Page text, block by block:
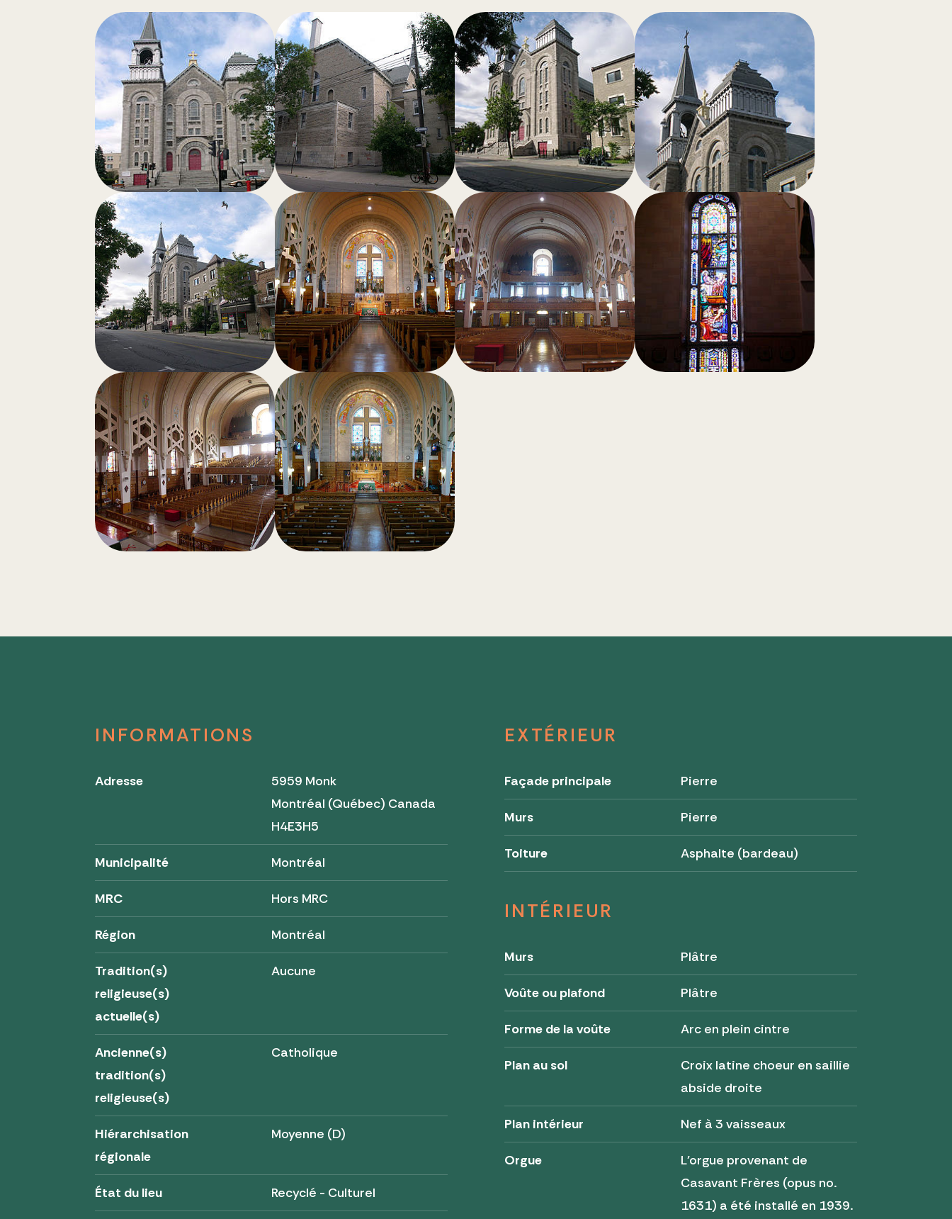
INFORMATIONS
Adresse
5959 Monk
Montréal (Québec) Canada
H4E3H5
Municipalité Montréal
MRC Hors MRC
Région Montréal
Tradition(s)
religieuse(s)
actuelle(s)
Aucune
Ancienne(s)
tradition(s)
religieuse(s)
Catholique
Hiérarchisation
régionale
Moyenne (D)
État du lieu Recyclé - Culturel
EXTÉRIEUR
Façade principale Pierre
Murs Pierre
Toiture Asphalte (bardeau)
INTÉRIEUR
Murs Plâtre
Voûte ou plafond Plâtre
Forme de la voûte Arc en plein cintre
Plan au sol
Croix latine choeur en saillie
abside droite
Plan intérieur Nef à 3 vaisseaux
Orgue
L'orgue provenant de
Casavant Frères (opus no.
1631) a été installé en 1939.